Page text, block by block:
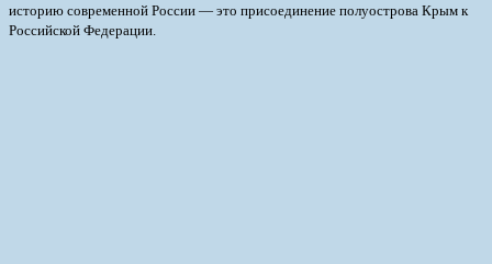
историю современной России — это присоединение полуострова Крым к
Российской Федерации.